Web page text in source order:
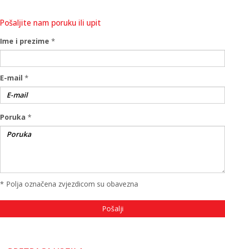
Pošaljite nam poruku ili upit
Ime i prezime *
E-mail *
Poruka *
* Polja označena zvjezdicom su obavezna